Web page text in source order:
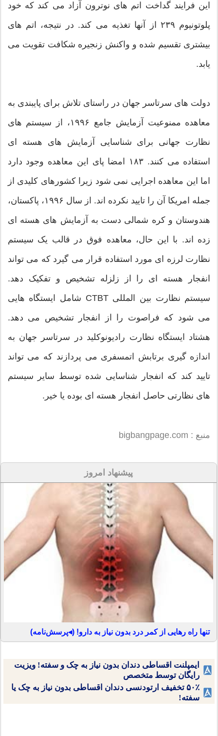
این فرایند گداخت اتم های نوترون آزاد می کند که خود
پلوتونیوم ۲۳۹ از آنها تغذیه می کند. در نتیجه، اتم های
بیشتری تقسیم شده و واکنش زنجیره شکافت تقویت می
یابد.
دولت های سرتاسر جهان در راستای تلاش برای پایبندی به
معاهده ممنوعیت آزمایش جامع ۱۹۹۶، از سیستم های
نظارت جهانی برای شناسایی آزمایش های هسته ای
استفاده می کنند. ۱۸۳ امضا پای این معاهده وجود دارد
اما این معاهده اجرایی نمی شود زیرا کشورهای کلیدی از
جمله امریکا آن را تایید نکرده اند. از سال ۱۹۹۶، پاکستان،
هندوستان و کره شمالی دست به آزمایش های هسته ای
زده اند. با این حال، معاهده فوق در قالب یک سیستم
نظارت لرزه ای مورد استفاده قرار می گیرد که می تواند
انفجار هسته ای را از زلزله تشخیص و تفکیک دهد.
سیستم نظارت بین المللی CTBT شامل ایستگاه هایی
می شود که فراصوت را از انفجار تشخیص می دهد.
هشتاد ایستگاه نظارت رادیونوکلید در سرتاسر جهان به
اندازه گیری برتابش اتمسفری می پردازند که می تواند
تایید کند که انفجار شناسایی شده توسط سایر سیستم
های نظارتی حاصل انفجار هسته ای بوده یا خیر.
منبع : bigbangpage.com
پیشنهاد امروز
تنها راه رهایی از کمر درد بدون نیاز به دارو! (◂پرسش‌نامه)
ایمپلنت اقساطی دندان بدون نیاز به چک و سفته! ویزیت
رایگان توسط متخصص
۵۰٪ تخفیف ارتودنسی دندان اقساطی بدون نیاز به چک یا
سفته!